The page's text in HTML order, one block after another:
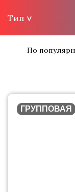
Тип
По
ГРУППОВАЯ